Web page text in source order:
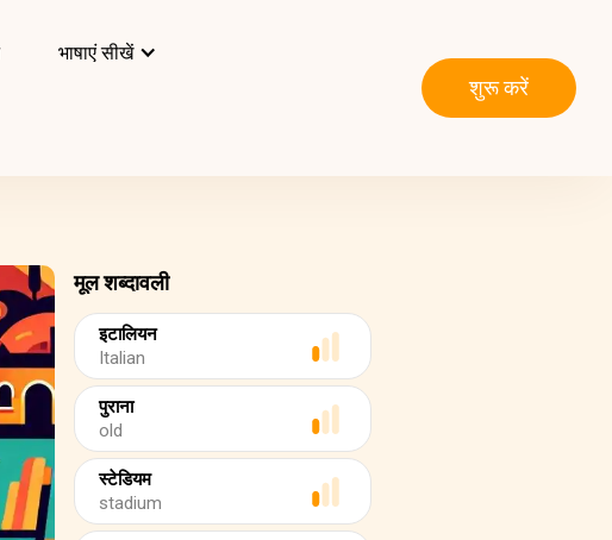
भाषाएं सीखें
शुरू करें
मूल शब्दावली
इटालियन
Italian
पुराना
old
स्टेडियम
stadium